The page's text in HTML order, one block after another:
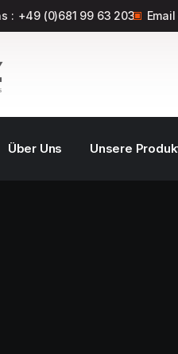
: +49 (0)681 99 63 203 Email
Über Uns Unsere